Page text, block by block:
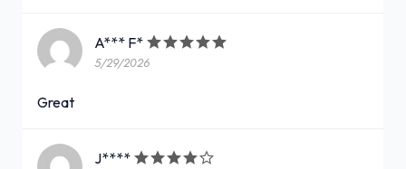
A*** F*
5/29/2026
Great
J****